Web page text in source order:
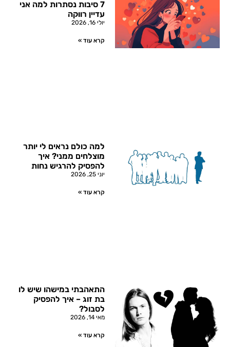
7 סיבות נסתרות למה אני
עדיין רווקה
יולי 16, 2026
קרא עוד »
למה כולם נראים לי יותר
מוצלחים ממני? איך
להפסיק להרגיש נחות
יוני 25, 2026
קרא עוד »
התאהבתי במישהו שיש לו
בת זוג – איך להפסיק
לסבול?
מאי 14, 2026
קרא עוד »